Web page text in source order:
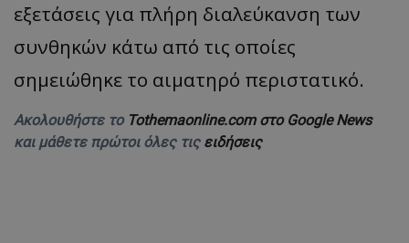
εξετάσεις για πλήρη διαλεύκανση των
συνθηκών κάτω από τις οποίες
σημειώθηκε το αιματηρό περιστατικό.
Ακολουθήστε το Tothemaonline.com στο Google News
και μάθετε πρώτοι όλες τις ειδήσεις